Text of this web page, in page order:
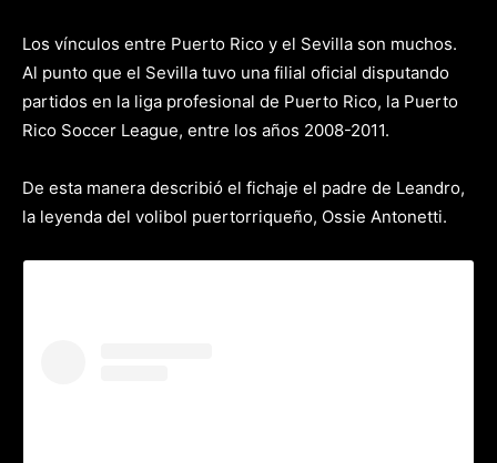
Los vínculos entre Puerto Rico y el Sevilla son muchos.
Al punto que el Sevilla tuvo una filial oficial disputando
partidos en la liga profesional de Puerto Rico, la Puerto
Rico Soccer League, entre los años 2008-2011.
De esta manera describió el fichaje el padre de Leandro,
la leyenda del volibol puertorriqueño, Ossie Antonetti.